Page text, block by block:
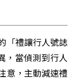
「禮讓行人號誌
，當偵測到行人
意，主動減速禮